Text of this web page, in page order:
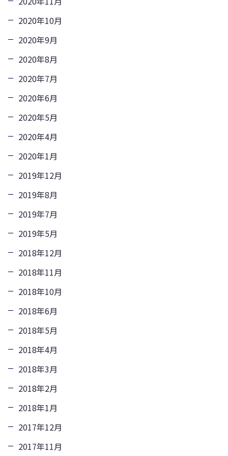
2020年10月
2020年9月
2020年8月
2020年7月
2020年6月
2020年5月
2020年4月
2020年1月
2019年12月
2019年8月
2019年7月
2019年5月
2018年12月
2018年11月
2018年10月
2018年6月
2018年5月
2018年4月
2018年3月
2018年2月
2018年1月
2017年12月
2017年11月